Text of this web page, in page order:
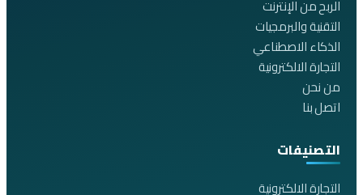
الربح من الإنترنت
التقنية والبرمجيات
الذكاء الاصطناعي
التجارة الالكترونية
من نحن
اتصل بنا
التصنيفات
التجارة الالكترونية